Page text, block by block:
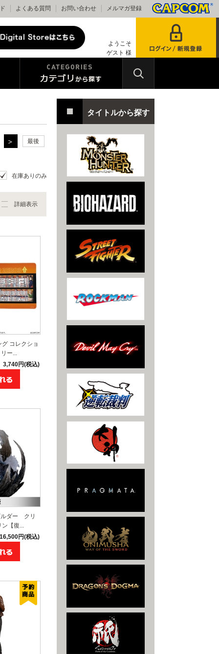
よくある質問 お問い合わせ メルマガ登録
ようこそ
ゲスト 様
最後
在庫ありのみ
詳細表示
コレクショ
ー...
3,740円(税込)
ルダー クリ
ン【復...
16,500円(税込)
タイトルから探す